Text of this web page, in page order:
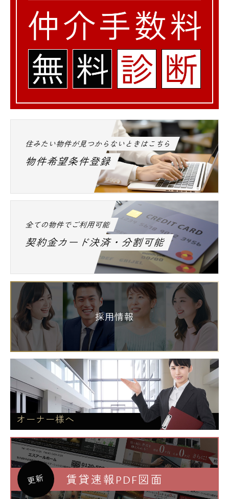
住みたい物件が見つからないときはこちら
物件希望条件登録
全ての物件でご利用可能
契約金カード決済・分割可能
採用情報
オーナー様へ
更新 賃貸速報PDF図面